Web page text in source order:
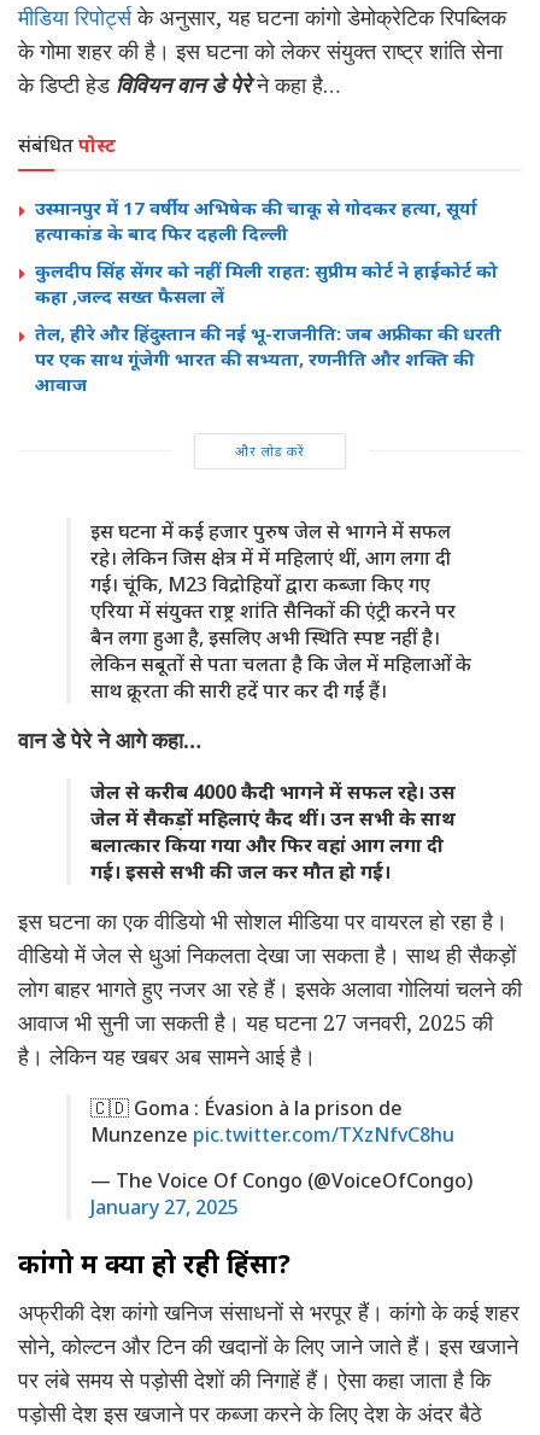
मीडिया रिपोर्ट्सके अनुसार, यह घटना कांगो डेमोक्रेटिक रिपब्लिक
के गोमा शहर की है। इस घटना को लेकर संयुक्त राष्ट्र शांति सेना
के डिप्टी हेड विवियन वान डे पेरे ने कहा है…
संबंधितपोस्ट
उस्मानपुर में 17 वर्षीय अभिषेक की चाकू से गोदकर हत्या, सूर्या
हत्याकांड के बाद फिर दहली दिल्ली
कुलदीप सिंह सेंगर को नहीं मिली राहत: सुप्रीम कोर्ट ने हाईकोर्ट को
कहा ,जल्द सख्त फैसला लें
तेल, हीरे और हिंदुस्तान की नई भू-राजनीति: जब अफ्रीका की धरती
पर एक साथ गूंजेगी भारत की सभ्यता, रणनीति और शक्ति की
आवाज
और लोड करें
इस घटना में कई हजार पुरुष जेल से भागने में सफल
रहे। लेकिन जिस क्षेत्र में में महिलाएं थीं, आग लगा दी
गई। चूंकि, M23 विद्रोहियों द्वारा कब्जा किए गए
एरिया में संयुक्त राष्ट्र शांति सैनिकों की एंट्री करने पर
बैन लगा हुआ है, इसलिए अभी स्थिति स्पष्ट नहीं है।
लेकिन सबूतों से पता चलता है कि जेल में महिलाओं के
साथ क्रूरता की सारी हदें पार कर दी गईं हैं।
वान डे पेरे ने आगे कहा…
जेल से करीब 4000 कैदी भागने में सफल रहे। उस
जेल में सैकड़ों महिलाएं कैद थीं। उन सभी के साथ
बलात्कार किया गया और फिर वहां आग लगा दी
गई। इससे सभी की जल कर मौत हो गई।
इस घटना का एक वीडियो भी सोशल मीडिया पर वायरल हो रहा है।
वीडियो में जेल से धुआं निकलता देखा जा सकता है। साथ ही सैकड़ों
लोग बाहर भागते हुए नजर आ रहे हैं। इसके अलावा गोलियां चलने की
आवाज भी सुनी जा सकती है। यह घटना 27 जनवरी, 2025 की
है। लेकिन यह खबर अब सामने आई है।
🇨🇩 Goma : Évasion à la prison de
Munzenze pic.twitter.com/TXzNfvC8hu
— The Voice Of Congo (@VoiceOfCongo)
January 27, 2025
कांगो में क्यों हो रही हिंसा?
अफ्रीकी देश कांगो खनिज संसाधनों से भरपूर हैं। कांगो के कई शहर
सोने, कोल्टन और टिन की खदानों के लिए जाने जाते हैं। इस खजाने
पर लंबे समय से पड़ोसी देशों की निगाहें हैं। ऐसा कहा जाता है कि
पड़ोसी देश इस खजाने पर कब्जा करने के लिए देश के अंदर बैठे